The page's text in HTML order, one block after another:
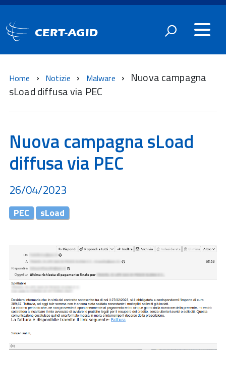
CERT-AGID
Home Notizie Malware
Nuova campagna
sLoad diffusa via PEC
Nuova campagna sLoad
diffusa via PEC
26/04/2023
PEC sLoad